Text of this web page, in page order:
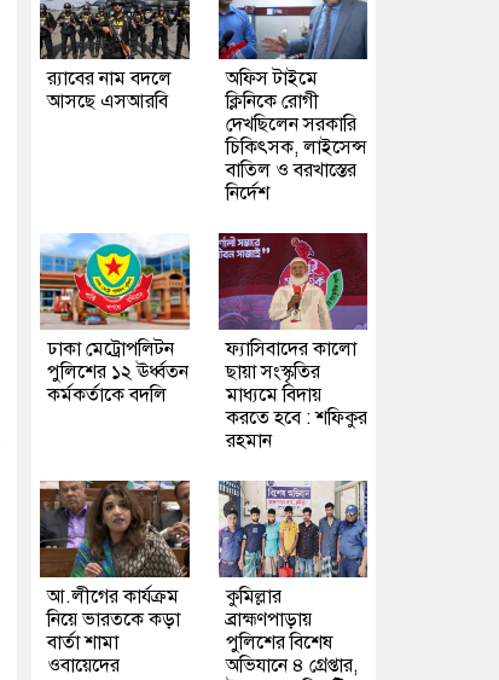
র‍্যাবের নাম বদলে
আসছে এসআরবি
অফিস টাইমে
ক্লিনিকে রোগী
দেখছিলেন সরকারি
চিকিৎসক, লাইসেন্স
বাতিল ও বরখাস্তের
নির্দেশ
ঢাকা মেট্রোপলিটন
পুলিশের ১২ ঊর্ধ্বতন
কর্মকর্তাকে বদলি
ফ্যাসিবাদের কালো
ছায়া সংস্কৃতির
মাধ্যমে বিদায়
করতে হবে : শফিকুর
রহমান
আ.লীগের কার্যক্রম
নিয়ে ভারতকে কড়া
বার্তা শামা
ওবায়েদের
কুমিল্লার
ব্রাহ্মণপাড়ায়
পুলিশের বিশেষ
অভিযানে ৪ গ্রেপ্তার,